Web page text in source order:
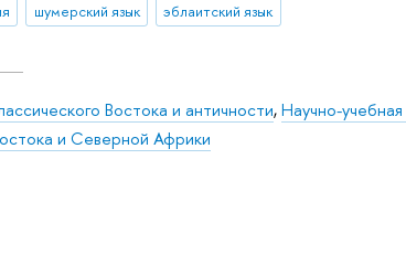
шумерский язык эблаитский язык
Востока и античности,Научно-
и Северной Африки